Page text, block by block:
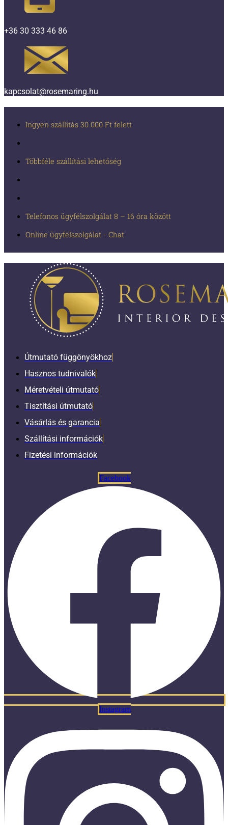
+36 30 333 46 86
kapcsolat@rosemaring.hu
Ingyen szállítás 30 000 Ft felett
Többféle szállítási lehetőség
Telefonos ügyfélszolgálat 8 – 16 óra között
Online ügyfélszolgálat - Chat
Útmutató függönyökhoz
Hasznos tudnivalók
Méretvételi útmutató
Tisztítási útmutató
Vásárlás és garancia
Szállítási információk
Fizetési információk
Facebook
Instagram